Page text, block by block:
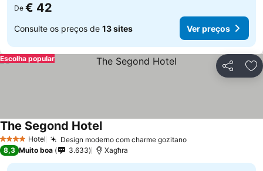
De € 42
Consulte os preços de 13 sites Ver preços
Partilhar
Escolha popular
4 EstrelasHotel Design moderno com charme gozitanoVer preços
The Segond HotelVer preços
8,3 Muito boa 3.633 Xagħra